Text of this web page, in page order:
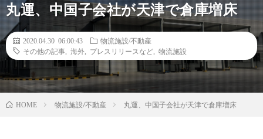
丸運、中国子会社が天津で倉庫増床
2020.04.30 06:00:43
物流施設/不動産
その他の記事
海外 プレスリリースなど 物流施設
HOME 物流施設/不動産 丸運、中国子会社が天津で倉庫増床